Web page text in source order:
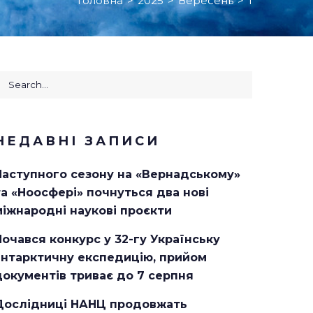
ЗАПИСИ
сезону на «Вернадському»
«Ноосфері» почнуться два нові
наукові проєкти
конкурс у 32-гу Українську
експедицію, прийом
триває до 7 серпня
НАНЦ продовжать